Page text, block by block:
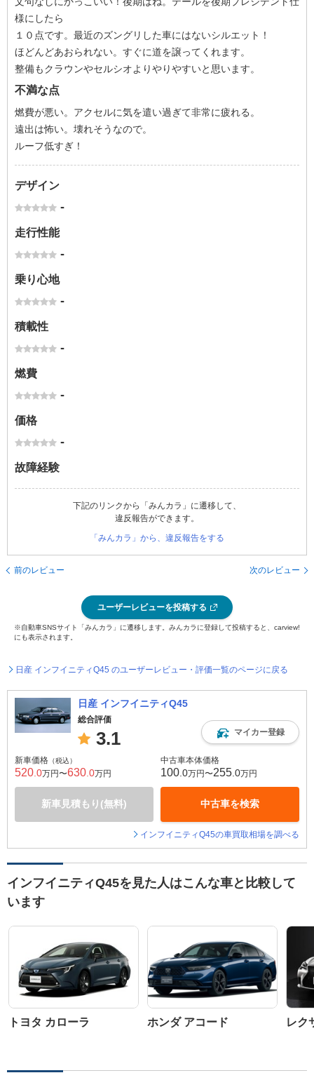
様にしたら
１０点です。最近のズングリした車にはないシルエット！
ほどんどあおられない。すぐに道を譲ってくれます。
整備もクラウンやセルシオよりやりやすいと思います。
不満な点
燃費が悪い。アクセルに気を遣い過ぎて非常に疲れる。
遠出は怖い。壊れそうなので。
ルーフ低すぎ！
デザイン
-
走行性能
-
乗り心地
-
積載性
-
燃費
-
価格
-
故障経験
下記のリンクから「みんカラ」に遷移して、
違反報告ができます。
「みんカラ」から、違反報告をする
前のレビュー 次のレビュー
ユーザーレビューを投稿する
※自動車SNSサイト「みんカラ」に遷移します。みんカラに登録して投稿すると、carview!
にも表示されます。
日産 インフイニティQ45 のユーザーレビュー・評価一覧のページに戻る
日産 インフイニティQ45
総合評価
3.1 マイカー登録
新車価格 （税込）
520 .0万円〜630 .0万円
新車見積もり(無料)
中古車本体価格
100 .0万円〜255 .0万円
中古車を検索
インフイニティQ45の車買取相場を調べる
インフイニティQ45を見た人はこんな車と比較して
います
トヨタ カローラ ホンダ アコード レク